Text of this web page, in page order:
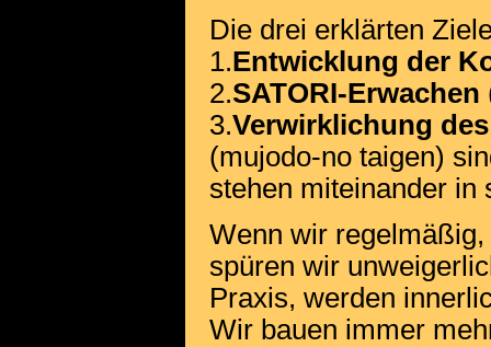
Die drei erklärten
1.Entwicklung der
2.SATORI-Erwachen
3.Verwirklichung
(mujodo-no taigen)
stehen miteinander in
Wenn wir
spüren wir
Praxis, werden
Wir bauen immer